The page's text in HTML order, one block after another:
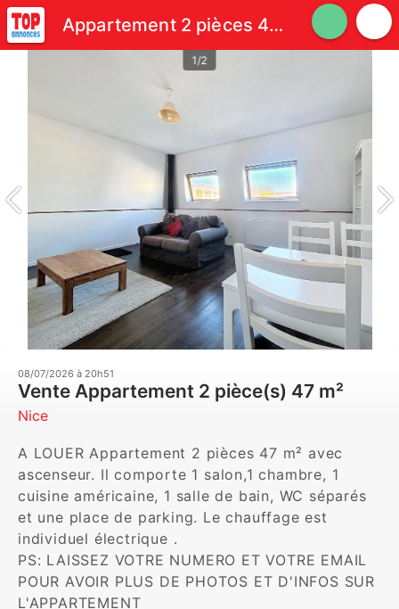
Appartement 2 pièces 47 m² avec ascenseur
1/2
08/07/2026 à 20h51
Vente Appartement 2 pièce(s) 47 m²
Nice
A LOUER Appartement 2 pièces 47 m² avec
ascenseur. Il comporte 1 salon,1 chambre, 1
cuisine américaine, 1 salle de bain, WC séparés
et une place de parking. Le chauffage est
individuel électrique .
PS: LAISSEZ VOTRE NUMERO ET VOTRE EMAIL
POUR AVOIR PLUS DE PHOTOS ET D'INFOS SUR
L'APPARTEMENT